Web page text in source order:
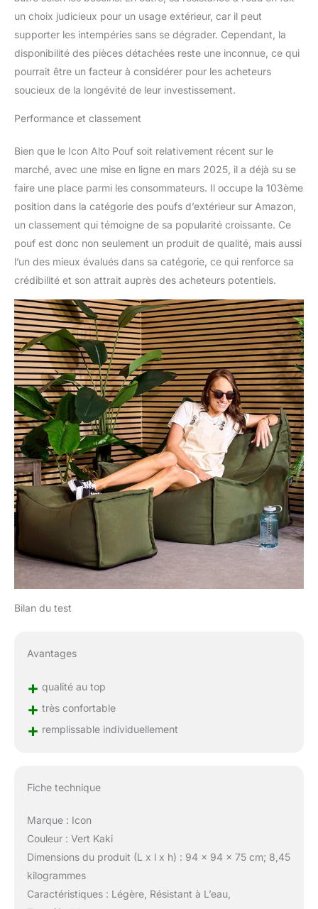
à l'intérieur comme à
l'extérieur. Les doubles
coutures et la double
fermeture éclair offrent
une durabilité
en extérieur. Cet
ensemble de mobilier de
jardin est idéal comme
siège de piscine, chaise
chaise de balcon ou
mobilier de jardin élégant
. Un incontournable pour
les longs étés dans le
des invités
supplémentaires. UNE
QUALITÉ DURABLE:
Conçu par icon et
fabriqué avec un tissu
certifié OKEO-TEX,
répondant à des normes
de sécurité strictes.
Dimensions: L/Fauteuil:
94 cm, Repose-pieds: 67
cm, P/Fauteuil: 94 cm,
Repose-pieds: 45 cm,
H/Fauteuil: 75 cm,
Repose-pieds: 34 cm.
un choix judicieux pour un usage extérieur, car il peut
supporter les intempéries sans se dégrader. Cependant, la
disponibilité des pièces détachées reste une inconnue, ce qui
pourrait être un facteur à considérer pour les acheteurs
soucieux de la longévité de leur investissement.
Performance et classement
Bien que le Icon Alto Pouf soit relativement récent sur le
marché, avec une mise en ligne en mars 2025, il a déjà su se
faire une place parmi les consommateurs. Il occupe la 103ème
position dans la catégorie des poufs d’extérieur sur Amazon,
un classement qui témoigne de sa popularité croissante. Ce
pouf est donc non seulement un produit de qualité, mais aussi
l’un des mieux évalués dans sa catégorie, ce qui renforce sa
crédibilité et son attrait auprès des acheteurs potentiels.
Bilan du test
Avantages
+ qualité au top
+ très confortable
+ remplissable individuellement
Fiche technique
Marque : Icon
Couleur : Vert Kaki
Dimensions du produit (L x l x h) : 94 x 94 x 75 cm; 8,45
kilogrammes
Caractéristiques : Légère, Résistant à L’eau,